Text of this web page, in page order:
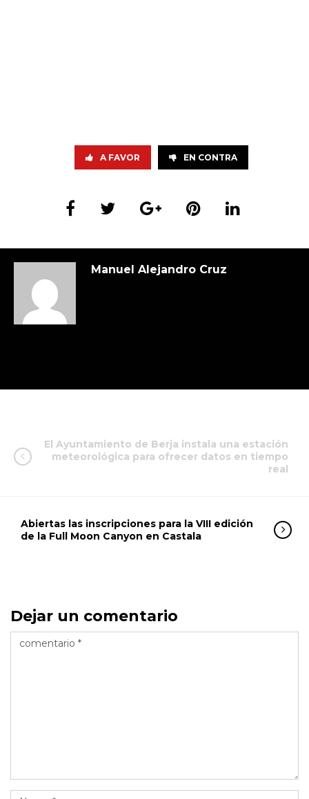
A FAVOR EN CONTRA
Manuel Alejandro Cruz
El Ayuntamiento de Berja instala una estación
meteorológica para ofrecer datos en tiempo
real
Abiertas las inscripciones para la VIII edición
de la Full Moon Canyon en Castala
Dejar un comentario